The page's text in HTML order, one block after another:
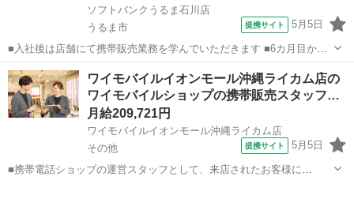
ソフトバンクうるま石川店
うるま市
提携サイト 5月5日
■入社後は店舗にて携帯販売業務を学んでいただきます ■6カ月目から
は副店長として店長の補佐として店舗運営を学んでいただきます ■1年
目からは店長として1店舗をお任せし店舗運営をお願いします ※能力
に応じて期間は異なります...
沖縄 うるま市 その他
ワイモバイルイオンモール沖縄ライカム店の
ワイモバイルショップの携帯販売スタッフ…
月給209,721円
ワイモバイルイオンモール沖縄ライカム店
その他
提携サイト 5月5日
■携帯電話ショップの運営スタッフとして、来店されたお客様に